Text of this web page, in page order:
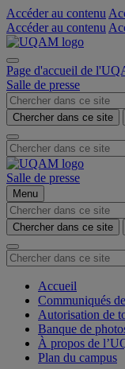
Accéder au contenu
Accéder au contenu
Page d'accueil de
Salle de presse
Chercher dans ce site
Salle de presse
Menu
Chercher dans ce site
Accueil
Communiqués
Autorisation de
Banque de
À propos de
Plan du campus